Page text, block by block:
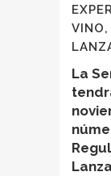
VINO,
La